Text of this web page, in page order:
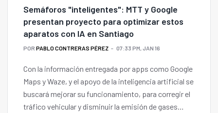
Semáforos "inteligentes": MTT y Google
presentan proyecto para optimizar estos
aparatos con IA en Santiago
POR PABLO CONTRERAS PÉREZ 07:33 PM, JAN 16
Con la información entregada por apps como Google
Maps y Waze, y el apoyo de la inteligencia artificial se
buscará mejorar su funcionamiento, para corregir el
tráfico vehicular y disminuir la emisión de gases